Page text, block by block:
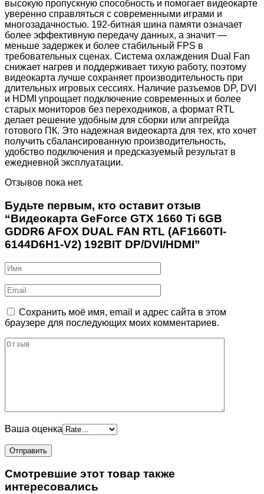
высокую пропускную способность и помогает видеокарте
уверенно справляться с современными играми и
многозадачностью. 192-битная шина памяти означает
более эффективную передачу данных, а значит —
меньше задержек и более стабильный FPS в
требовательных сценах. Система охлаждения Dual Fan
снижает нагрев и поддерживает тихую работу, поэтому
видеокарта лучше сохраняет производительность при
длительных игровых сессиях. Наличие разъемов DP, DVI
и HDMI упрощает подключение современных и более
старых мониторов без переходников, а формат RTL
делает решение удобным для сборки или апгрейда
готового ПК. Это надежная видеокарта для тех, кто хочет
получить сбалансированную производительность,
удобство подключения и предсказуемый результат в
ежедневной эксплуатации.
Отзывов пока нет.
Будьте первым, кто оставит отзыв
“Видеокарта GeForce GTX 1660 Ti 6GB
GDDR6 AFOX DUAL FAN RTL (AF1660TI-
6144D6H1-V2) 192BIT DP/DVI/HDMI”
Сохранить моё имя, email и адрес сайта в этом
браузере для последующих моих комментариев.
Ваша оценка
Смотревшие этот товар также
интересовались